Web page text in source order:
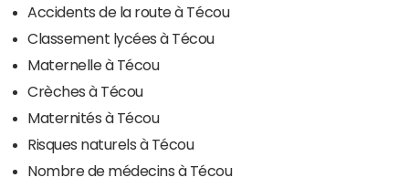
Accidents de la route à Técou
Classement lycées à Técou
Maternelle à Técou
Crèches à Técou
Maternités à Técou
Risques naturels à Técou
Nombre de médecins à Técou